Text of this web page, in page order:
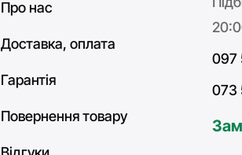
Про нас
Доставка, оплата
Гарантія
Повернення товару
097
073